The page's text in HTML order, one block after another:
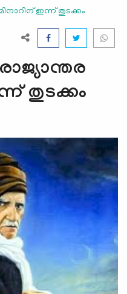
ഇന്ന് തുടക്കം
തുടക്കം